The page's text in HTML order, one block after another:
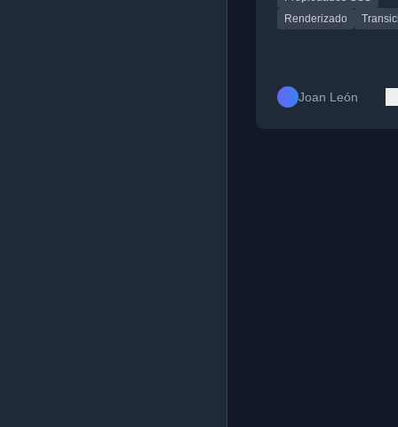
específicas.
Renderizado
Joan León